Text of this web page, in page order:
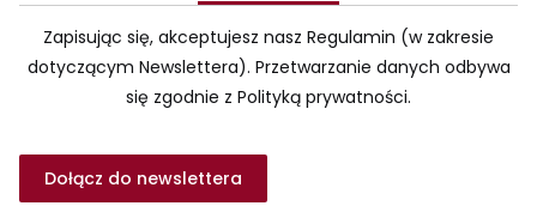
Dołącz do newslettera
Zapisując się, akceptujesz nasz Regulamin (w zakresie
dotyczącym Newslettera). Przetwarzanie danych odbywa
się zgodnie z Polityką prywatności.